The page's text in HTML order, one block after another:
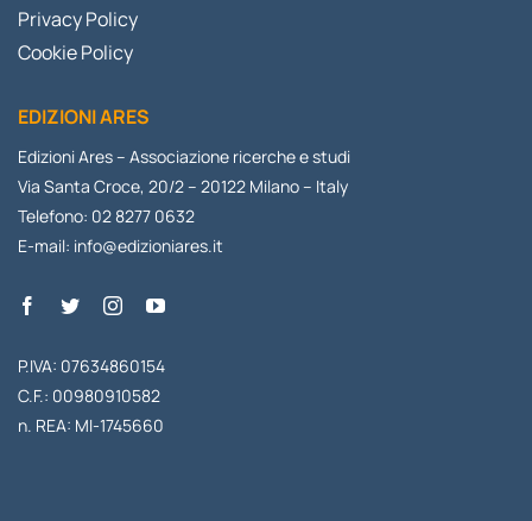
Privacy Policy
Cookie Policy
EDIZIONI ARES
Edizioni Ares – Associazione ricerche e studi
Via Santa Croce, 20/2 – 20122 Milano – Italy
Telefono: 02 8277 0632
E-mail: info@edizioniares.it
P.IVA: 07634860154
C.F.: 00980910582
n. REA: MI-1745660